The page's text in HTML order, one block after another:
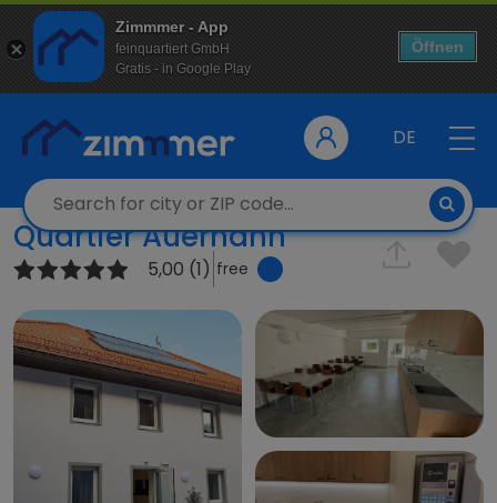
Zimmmer - App
feinquartiert GmbH
Gratis - in Google Play
Öffnen
DE
Quartier Auerhahn
5,00 (1) free